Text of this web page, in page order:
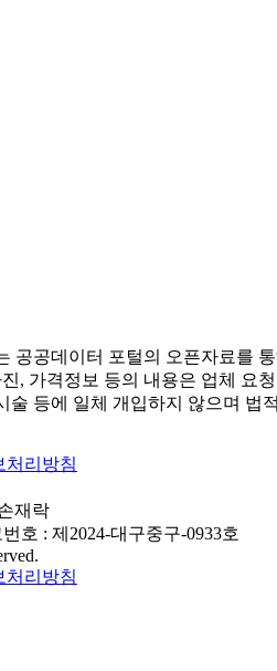
공공데이터 포털의 오픈자료를
, 가격정보 등의 내용은 업체 요
등에 일체 개입하지 않으며 법
처리방침
재락
호 : 제2024-대구중구-0933호
처리방침